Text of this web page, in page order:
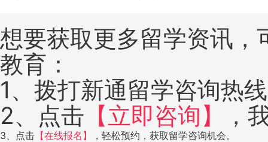
想要获取更多留学资讯
教育：
1、拨打新通留学咨询热
2、点击 【立即咨询】 ，
3、点击 【在线报名】 ，轻松预约，获取留学咨询机会。